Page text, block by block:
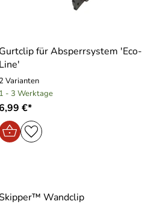
Gurtclip für Absperrsystem ′Eco-
Line′
2 Varianten
1 - 3 Werktage
€*
Wandclip